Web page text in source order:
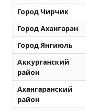
Город Чиpчик
Город Ахангаран
Город Янгиюль
Аккурганский
район
Ахангаранский
район